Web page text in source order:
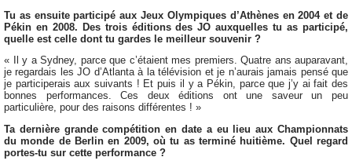
Tu as ensuite participé aux Jeux Olympiques d’Athènes en 2004 et de
Pékin en 2008. Des trois éditions des JO auxquelles tu as participé,
quelle est celle dont tu gardes le meilleur souvenir ?
« Il y a Sydney, parce que c’étaient mes premiers. Quatre ans auparavant,
je regardais les JO d’Atlanta à la télévision et je n’aurais jamais pensé que
je participerais aux suivants ! Et puis il y a Pékin, parce que j’y ai fait des
bonnes performances. Ces deux éditions ont une saveur un peu
particulière, pour des raisons différentes ! »
Ta dernière grande compétition en date a eu lieu aux Championnats
du monde de Berlin en 2009, où tu as terminé huitième. Quel regard
portes-tu sur cette performance ?